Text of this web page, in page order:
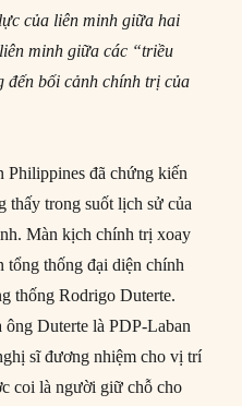
của liên minh giữa hai
minh giữa các “triều
đến bối cảnh chính trị của
đã chứng kiến
thấy trong suốt lịch sử của
Màn kịch chính trị xoay
tổng thống đại diện chính
thống Rodrigo Duterte.
Duterte là PDP-Laban
sĩ đương nhiệm cho vị trí
coi là người giữ chỗ cho